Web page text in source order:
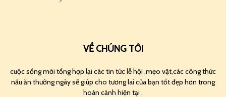
VỀ CHÚNG TÔI
cuộc sống mới tổng hợp lại các tin tức lễ hội ,mẹo vặt,các công thức
nấu ăn thường ngày sẽ giúp cho tương lai của bạn tốt đẹp hơn trong
hoàn cảnh hiện tại .